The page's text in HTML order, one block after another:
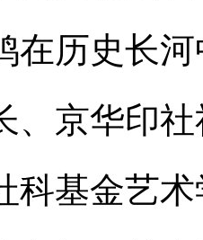
在历史长
、京华印
科基金艺